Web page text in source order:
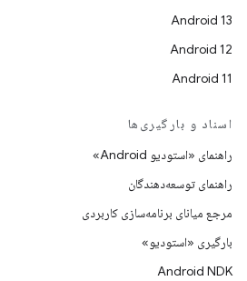
Android 13
Android 12
Android 11
اسناد و بارگیری‌ها
راهنمای «استودیو Android»
راهنمای توسعه‌دهندگان
مرجع میانای برنامه‌سازی کاربردی
بارگیری «استودیو»
Android NDK